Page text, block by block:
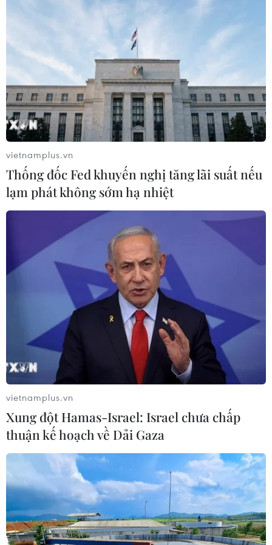
TIN LIÊN QUAN
Kiên Giang: Khẩn trương tìm kiếm 4 cá
thể cá sấu xổng chuồng
13/10/2023 10:06
Theo lãnh đạo Công viên Văn hóa An Hòa, công viên
nuôi 44 cá thể cá sấu phục vụ du khách. Do chuồng trại
nuôi xuống cấp, thiếu kinh phí sửa chữa nên có 6 cá
sấu xổng chuồng, trong đó đã bắt lại 2 con.
vietnamplus.vn
Thống đốc Fed khuyến nghị tăng lãi suất nếu
lạm phát không sớm hạ nhiệt
vietnamplus.vn
Xung đột Hamas-Israel: Israel chưa chấp
thuận kế hoạch về Dải Gaza